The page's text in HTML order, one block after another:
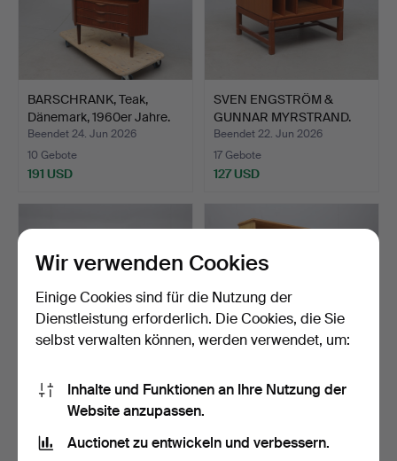
BARSCHRANK, Teak,
Dänemark, 1960er Jahre.
Beendet 24. Jun 2026
10 Gebote
191 USD
SVEN ENGSTRÖM &
GUNNAR MYRSTRAND.
Schallpl…
Beendet 22. Jun 2026
17 Gebote
127 USD
BÜCHERREGAL, Birke,
Funktionalismus, 1930e…
1 Gebot
BÜCHERREGAL, Eiche,
Wir verwenden Cookies
Einige Cookies sind für die Nutzung der
Dienstleistung erforderlich. Die Cookies, die Sie
selbst verwalten können, werden verwendet, um:
Inhalte und Funktionen an Ihre Nutzung der
Website anzupassen.
Auctionet zu entwickeln und verbessern.